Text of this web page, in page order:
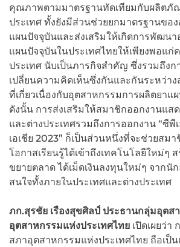
คุณภาพตามมาตรฐานทัดเทียมกับผลิตภั
ประเทศ ทั้งยังมีส่วนช่วยยกมาตรฐานขอ
แผนปัจจุบันและส่งเสริมให้เกิดการพัฒน
แผนปัจจุบันในประเทศไทยให้เพียงพอแก่
ประเทศ นับเป็นภารกิจสำคัญ ซึ่งรวมถึงก
เปลี่ยนความคิดเห็นซึ่งกันและกันระหว่าง
ที่เกี่ยวเนื่องกับอุตสาหกรรมการผลิตยาแ
ดังนั้น การส่งเสริมให้สมาชิกออกงานแส
และต่างประเทศรวมถึงการออกงาน “ซีพี
เอเชีย 2023” ก็เป็นส่วนหนึ่งที่จะช่วยสม
โอกาสเรียนรู้ได้เข้าถึงเทคโนโลยีใหม่ๆ
ขยายตลาด ได้เม็ดเงินลงทุนใหม่ๆ จากนั
สนใจทั้งภายในประเทศและต่างประเทศ
ภก.สุรชัย เรืองสุขศิลป์ ประธานกลุ่มอุตส
อุตสาหกรรมแห่งประเทศไทย เปิดเผยว่า
สภาอุตสาหกรรมแห่งประเทศไทย ถือเป็